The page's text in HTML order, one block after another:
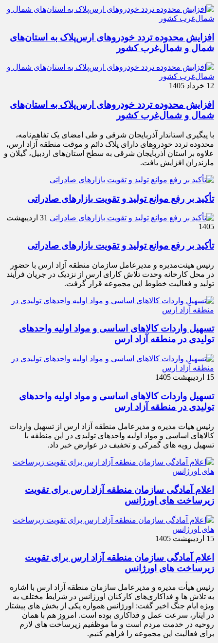
افزایش محدوده تردد خودروهای ارس‌پلاک به استان‌های
شمال و شمال‌غرب کشور
12 خرداد 1405
افزایش محدوده تردد خودروهای ارس‌پلاک به استان‌های
شمال و شمال‌غرب کشور
با پیگیری استاندار آذربایجان شرقی و طی امضای یک تفاهم‌نامه،
محدوده تردد خودروهای دارای پلاک دائم و موقت منطقه آزاد ارس،
علاوه بر استان آذربایجان شرقی به سطح استان‌های اردبیل، گیلان و
مازندران افزایش یافت.
تأکید بر رفع موانع تولید و تقویت بازارهای صادراتی
31 اردیبهشت
1405
تأکید بر رفع موانع تولید و تقویت بازارهای صادراتی
رئیس هیئت‌مدیره و مدیرعامل سازمان منطقه آزاد ارس با حضور
در محل کارخانه وحدت تلاش کارای ارس از نزدیک در جریان فرآیند
تولید و فعالیت خطوط این مجموعه قرار گرفت.
تسهیل واردات کالاهای اساسی و مواد اولیه واحدهای
تولیدی در منطقه آزاد ارس
15 اردیبهشت 1405
تسهیل واردات کالاهای اساسی و مواد اولیه واحدهای
تولیدی در منطقه آزاد ارس
رئیس هیات مدیره و مدیرعامل منطقه آزاد ارس از تسهیل واردات
کالاهای اساسی و مواد اولیه واحدهای تولیدی در این منطقه با
تسهیل رویه های گمرکی و تخفیف در عوارض خبر داد.
اعلام آمادگی سازمان منطقه آزاد ارس برای تقویت
زیرساخت‌ های اورژانس
15 اردیبهشت 1405
اعلام آمادگی سازمان منطقه آزاد ارس برای تقویت
زیرساخت‌ های اورژانس
رئیس هیأت‌ مدیره و مدیرعامل سازمان منطقه آزاد ارس با اشاره
به تلاش‌ ها و فداکاری‌های کارکنان اورژانس در شرایط مختلف به‌
ویژه ایام جنگ اخیر گفت: اورژانس همواره یکی از بخش‌ های پیشتاز
در ایثار، سرعت‌ عمل و فداکاری بوده است. امروز هم با همان
روحیه در خدمت مردم است و ما موظفیم زیرساخت‌ های لازم
برای فعالیت این مجموعه را فراهم کنیم.